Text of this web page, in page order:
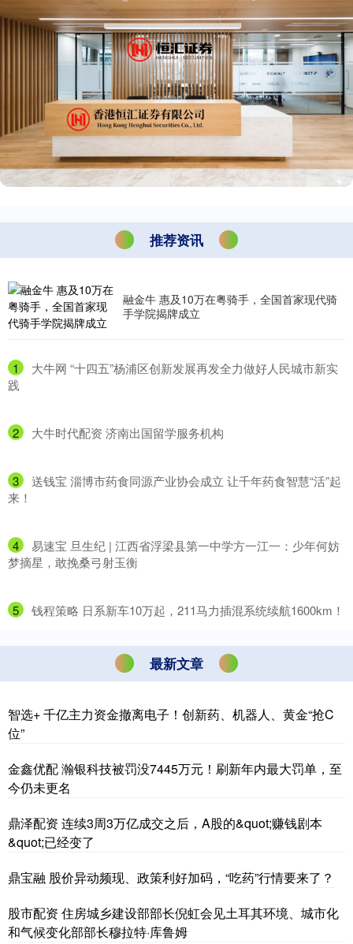
推荐资讯
融金牛 惠及10万在粤骑手，全国首家现代骑
手学院揭牌成立
1
​大牛网 “十四五”杨浦区创新发展再发全力做好人民城市新实
践
2 ​大牛时代配资 济南出国留学服务机构
3
​送钱宝 淄博市药食同源产业协会成立 让千年药食智慧“活”起
来！
4
​易速宝 旦生纪 | 江西省浮梁县第一中学方一江一：少年何妨
梦摘星，敢挽桑弓射玉衡
5 ​钱程策略 日系新车10万起，211马力插混系统续航1600km！
最新文章
智选+ 千亿主力资金撤离电子！创新药、机器人、黄金“抢C
位”
金鑫优配 瀚银科技被罚没7445万元！刷新年内最大罚单，至
今仍未更名
鼎泽配资 连续3周3万亿成交之后，A股的&quot;赚钱剧本
&quot;已经变了
鼎宝融 股价异动频现、政策利好加码，“吃药”行情要来了？
股市配资 住房城乡建设部部长倪虹会见土耳其环境、城市化
和气候变化部部长穆拉特·库鲁姆